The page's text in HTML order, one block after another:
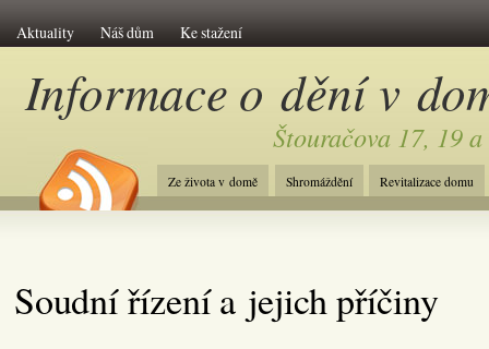
Aktuality Náš dům Ke stažení
Informace o dění v
Štouračova 17, 19
Ze života v domě Shromáždění Revitalizace domu
Soudní řízení a jejich příčiny